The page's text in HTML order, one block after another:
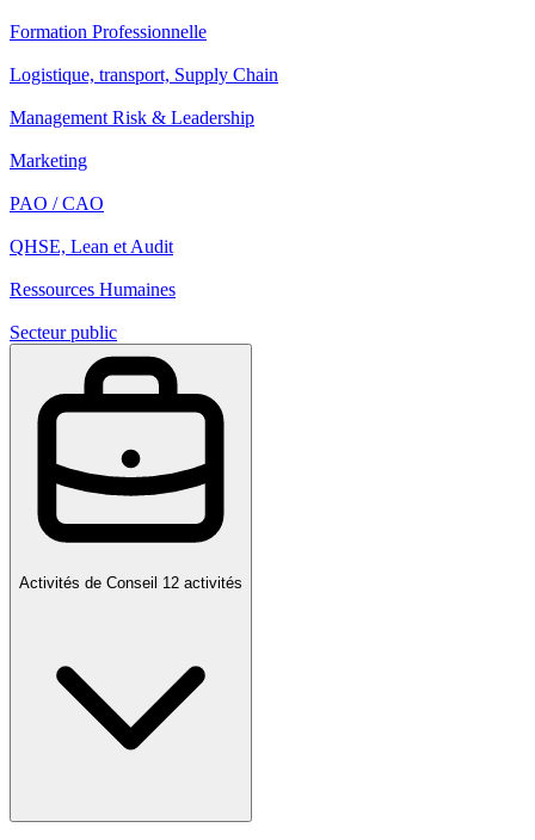
Formation Professionnelle
Logistique, transport, Supply Chain
Management Risk & Leadership
Marketing
PAO / CAO
QHSE, Lean et Audit
Ressources Humaines
Secteur public
Activités de Conseil 12 activités